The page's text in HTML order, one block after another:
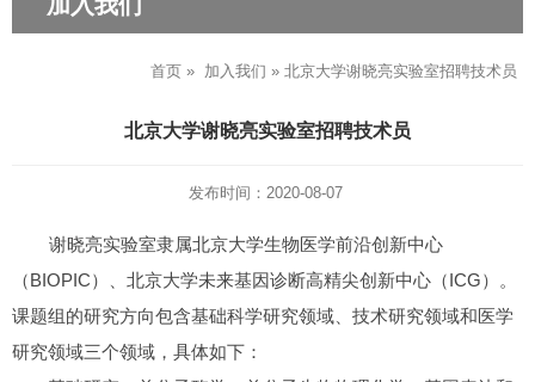
首页 » 加入我们 » 北京大学谢晓亮实验室招聘技术员
北京大学谢晓亮实验室招聘技术员
发布时间：2020-08-07
谢晓亮实验室隶属北京大学生物医学前沿创新中心
（BIOPIC）、北京大学未来基因诊断高精尖创新中心（ICG）。
课题组的研究方向包含基础科学研究领域、技术研究领域和医学
研究领域三个领域，具体如下：